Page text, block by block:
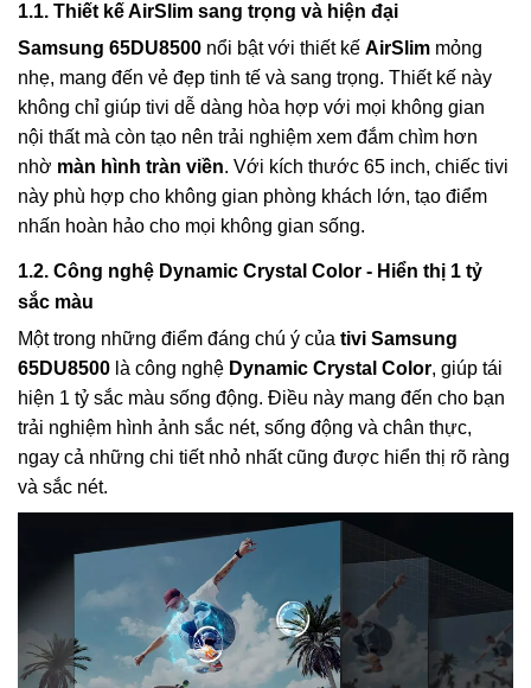
1.1. Thiết kế AirSlim sang trọng và hiện đại
Samsung 65DU8500 nổi bật với thiết kế AirSlim mỏng
nhẹ, mang đến vẻ đẹp tinh tế và sang trọng. Thiết kế này
không chỉ giúp tivi dễ dàng hòa hợp với mọi không gian
nội thất mà còn tạo nên trải nghiệm xem đắm chìm hơn
nhờ màn hình tràn viền. Với kích thước 65 inch, chiếc tivi
này phù hợp cho không gian phòng khách lớn, tạo điểm
nhấn hoàn hảo cho mọi không gian sống.
1.2. Công nghệ Dynamic Crystal Color - Hiển thị 1 tỷ
sắc màu
Một trong những điểm đáng chú ý của tivi Samsung
65DU8500 là công nghệ Dynamic Crystal Color, giúp tái
hiện 1 tỷ sắc màu sống động. Điều này mang đến cho bạn
trải nghiệm hình ảnh sắc nét, sống động và chân thực,
ngay cả những chi tiết nhỏ nhất cũng được hiển thị rõ ràng
và sắc nét.